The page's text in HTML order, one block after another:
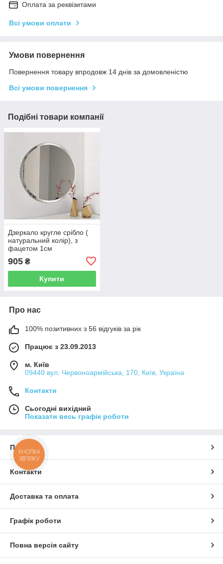
Оплата за реквізитами
Всі умови оплати
Умови повернення
Повернення товару впродовж 14 днів за домовленістю
Всі умови повернення
Подібні товари компанії
Дзеркало кругле срібло (
натуральний колір), з
фацетом 1см
905 ₴
Купити
Про нас
100% позитивних з 56 відгуків за рік
Працює з 23.09.2013
м. Київ
09440 вул. Червоноармійська, 170, Київ, Україна
Контакти
Сьогодні вихідний
Показати весь графік роботи
Про нас
Контакти
Доставка та оплата
Графік роботи
Повна версія сайту
КНОПКА
ЗВ'ЯЗКУ